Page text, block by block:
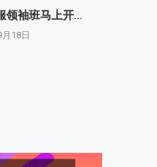
领袖班马上开...
18日